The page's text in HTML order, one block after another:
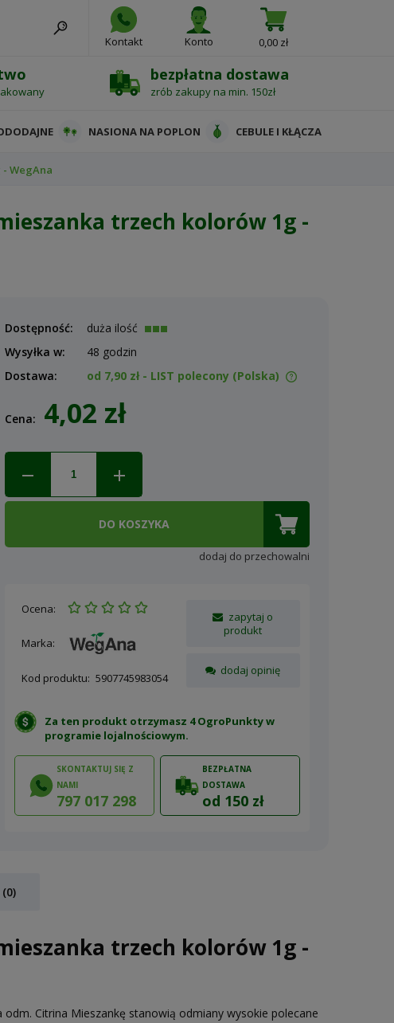
Kontakt Konto 0,00 zł
bezpłatna dostawa
zrób zakupy na min. 150zł
NASIONA NA POPLON CEBULE I KŁĄCZA
WegAna
trzech kolorów 1g -
Dostępność:
duża ilość
Wysyłka w:
48 godzin
Dostawa:
od 7,90 zł - LIST polecony (Polska)
Cena nie zawiera ewentualnych
kosztów płatności
Cena: 4,02 zł
DO KOSZYKA
dodaj do przechowalni
Ocena:
Marka:
Kod produktu: 5907745983054
zapytaj o
produkt
dodaj opinię
Za ten produkt otrzymasz 4 OgroPunkty w
programie lojalnościowym.
SKONTAKTUJ SIĘ Z
NAMI
797 017 298
BEZPŁATNA
DOSTAWA
od 150 zł
trzech kolorów 1g -
Citrina Mieszankę stanowią odmiany wysokie polecane